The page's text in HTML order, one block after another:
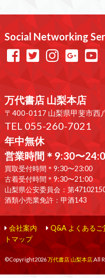
Social Networking
万代書店 山梨本店
〒400-0117 山梨県甲斐市西
TEL 055-260-7021
年中無休
営業時間＊9:30〜
買取受付時間＊9:30〜23:00
古着受付時間＊9:30〜21:00
山梨県公安委員会：第
酒類小売業免許：甲酒143
会社案内 Q&A よくあるご
トマップ
©Copyright2026万代書店 山梨本店.All